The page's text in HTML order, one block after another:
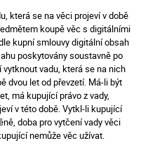
která se na věci projeví v době
koupě věc s digitálními
kupní smlouvy digitální obsah
poskytovány soustavně po
vadu, která se na nich
dvou let od převzetí. Má-li být
má kupující právo z vady,
v této době. Vytkl-li kupující
doba pro vytčení vady věci
nemůže věc užívat.